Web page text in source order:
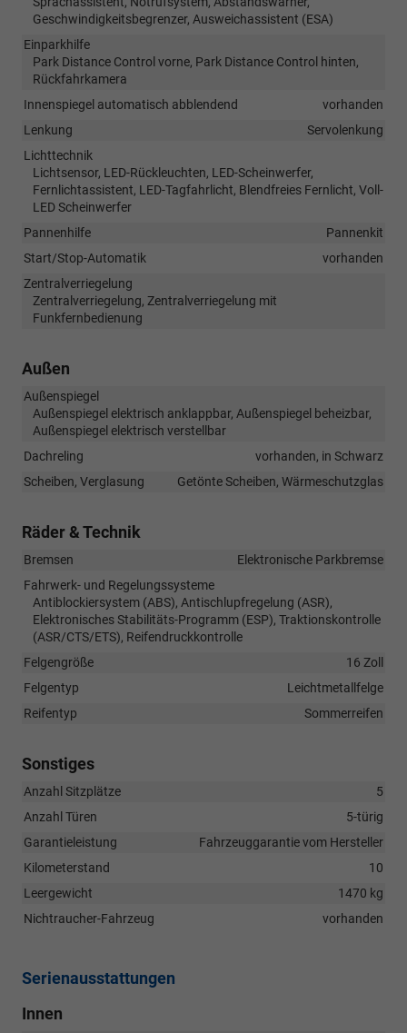
Geschwindigkeitsbegrenzer, Ausweichassistent (ESA)
Einparkhilfe
Park Distance Control vorne, Park Distance Control hinten,
Rückfahrkamera
Innenspiegel automatisch abblendend
vorhanden
Lenkung
Servolenkung
Lichttechnik
Lichtsensor, LED-Rückleuchten, LED-Scheinwerfer,
Fernlichtassistent, LED-Tagfahrlicht, Blendfreies Fernlicht, Voll-
LED Scheinwerfer
Pannenhilfe
Pannenkit
Start/Stop-Automatik
vorhanden
Zentralverriegelung
Zentralverriegelung, Zentralverriegelung mit
Funkfernbedienung
Außen
Außenspiegel
Außenspiegel elektrisch anklappbar, Außenspiegel beheizbar,
Außenspiegel elektrisch verstellbar
Dachreling
vorhanden, in Schwarz
Scheiben, Verglasung
Getönte Scheiben, Wärmeschutzglas
Räder & Technik
Bremsen
Elektronische Parkbremse
Fahrwerk- und Regelungssysteme
Antiblockiersystem (ABS), Antischlupfregelung (ASR),
Elektronisches Stabilitäts-Programm (ESP), Traktionskontrolle
(ASR/CTS/ETS), Reifendruckkontrolle
Felgengröße
16 Zoll
Felgentyp
Leichtmetallfelge
Reifentyp
Sommerreifen
Sonstiges
Anzahl Sitzplätze
5
Anzahl Türen
5-türig
Garantieleistung
Fahrzeuggarantie vom Hersteller
Kilometerstand
10
Leergewicht
1470 kg
Nichtraucher-Fahrzeug
vorhanden
Serienausstattungen
Innen